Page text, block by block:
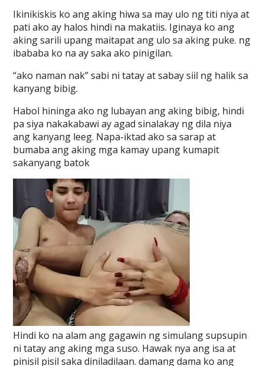
Ikinikiskis ko ang aking hiwa sa may ulo ng titi niya at
pati ako ay halos hindi na makatiis. Iginaya ko ang
aking sarili upang maitapat ang ulo sa aking puke. ng
ibababa ko na ay saka ako pinigilan.
“ako naman nak” sabi ni tatay at sabay siil ng halik sa
kanyang bibig.
Habol hininga ako ng lubayan ang aking bibig, hindi
pa siya nakakabawi ay agad sinalakay ng dila niya
ang kanyang leeg. Napa-iktad ako sa sarap at
bumaba ang aking mga kamay upang kumapit
sakanyang batok
Hindi ko na alam ang gagawin ng simulang supsupin
ni tatay ang aking mga suso. Hawak nya ang isa at
pinisil pisil saka diniladilaan. damang dama ko ang